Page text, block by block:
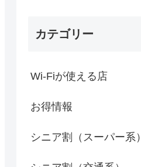
カテゴリー
Wi-Fiが使える店
お得情報
シニア割（スーパー系）